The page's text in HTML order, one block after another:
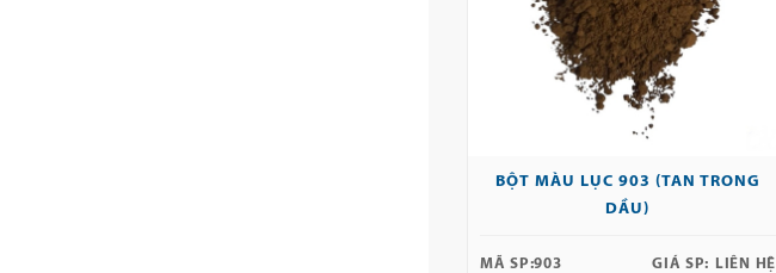
BỘT MÀU LỤC 903 (TAN TRONG
DẦU)
MÃ SP:903 GIÁ SP: LIÊN HỆ